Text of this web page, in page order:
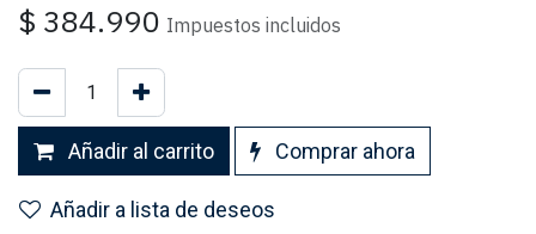
$ 384.990 Impuestos incluidos
Añadir al carrito Comprar ahora
Añadir a lista de deseos